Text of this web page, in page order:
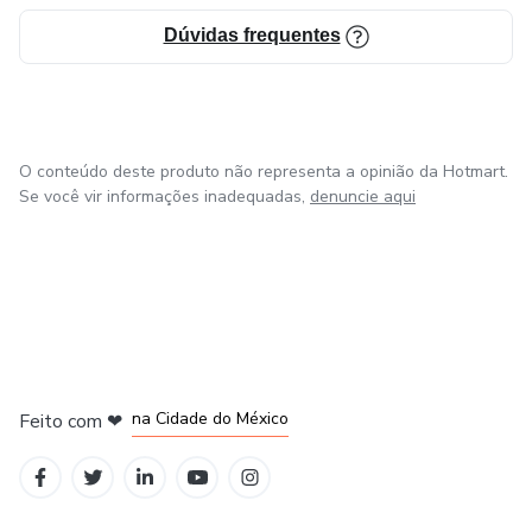
Dúvidas frequentes
O conteúdo deste produto não representa a opinião da Hotmart.
Se você vir informações inadequadas, denuncie aqui
Feito com ❤ na Cidade do México